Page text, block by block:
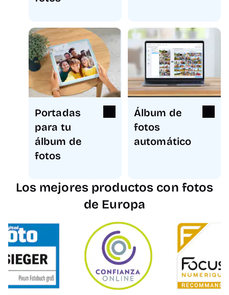
Portadas
para tu
álbum de
fotos
Álbum de
fotos
automático
Los mejores productos con fotos
de Europa